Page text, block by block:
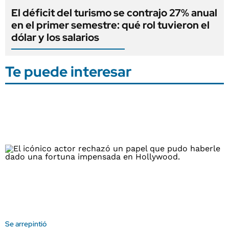
El déficit del turismo se contrajo 27% anual
en el primer semestre: qué rol tuvieron el
dólar y los salarios
Te puede interesar
Se arrepintió